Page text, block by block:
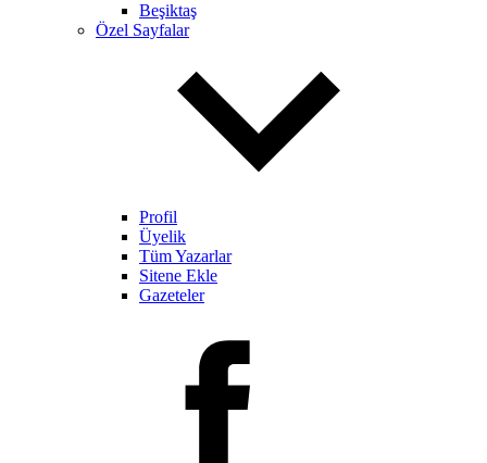
Beşiktaş
Özel Sayfalar
Profil
Üyelik
Tüm Yazarlar
Sitene Ekle
Gazeteler